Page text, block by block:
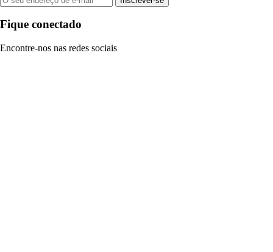
Fique conectado
Encontre-nos nas redes sociais